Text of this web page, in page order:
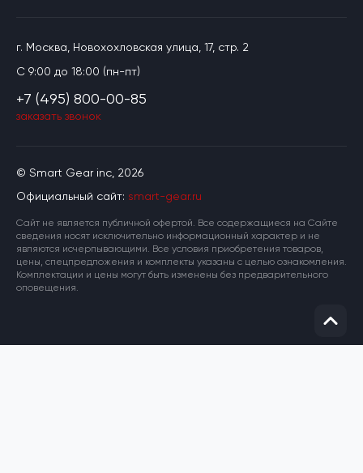
© Smart Gear inc, 2026
Официальный сайт: smart-gear.ru
Cайт не является публичной офертой. Все содержащиеся на Сайте
сведения носят исключительно информационный характер и не
являются исчерпывающими. Все условия приобретения товаров,
цены, спецпредложения и комплекты указаны с целью ознакомления.
Комплектации и цены могут быть изменены без предварительного
оповещения.
г. Москва, Новохохловская улица, 17, стр. 2
C 9:00 до 18:00 (пн-пт)
+7 (495) 800-00-85
заказать звонок